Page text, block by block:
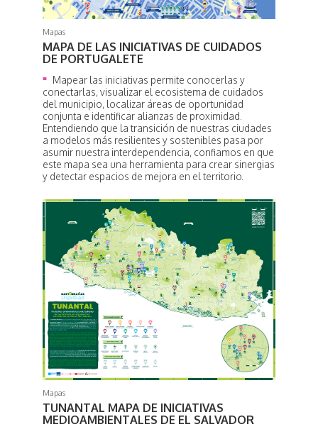
Mapas
MAPA DE LAS INICIATIVAS DE CUIDADOS
DE PORTUGALETE
Mapear las iniciativas permite conocerlas y
conectarlas, visualizar el ecosistema de cuidados
del municipio, localizar áreas de oportunidad
conjunta e identificar alianzas de proximidad.
Entendiendo que la transición de nuestras ciudades
a modelos más resilientes y sostenibles pasa por
asumir nuestra interdependencia, confiamos en que
este mapa sea una herramienta para crear sinergias
y detectar espacios de mejora en el territorio.
Mapas
TUNANTAL MAPA DE INICIATIVAS
MEDIOAMBIENTALES DE EL SALVADOR